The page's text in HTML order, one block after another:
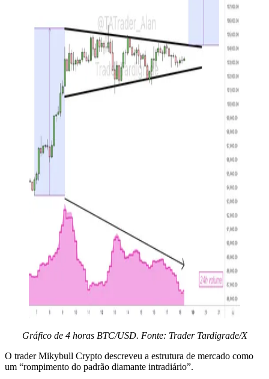
Gráfico de 4 horas BTC/USD. Fonte: Trader Tardigrade/X
O trader Mikybull Crypto descreveu a estrutura de mercado como
um “rompimento do padrão diamante intradiário”.